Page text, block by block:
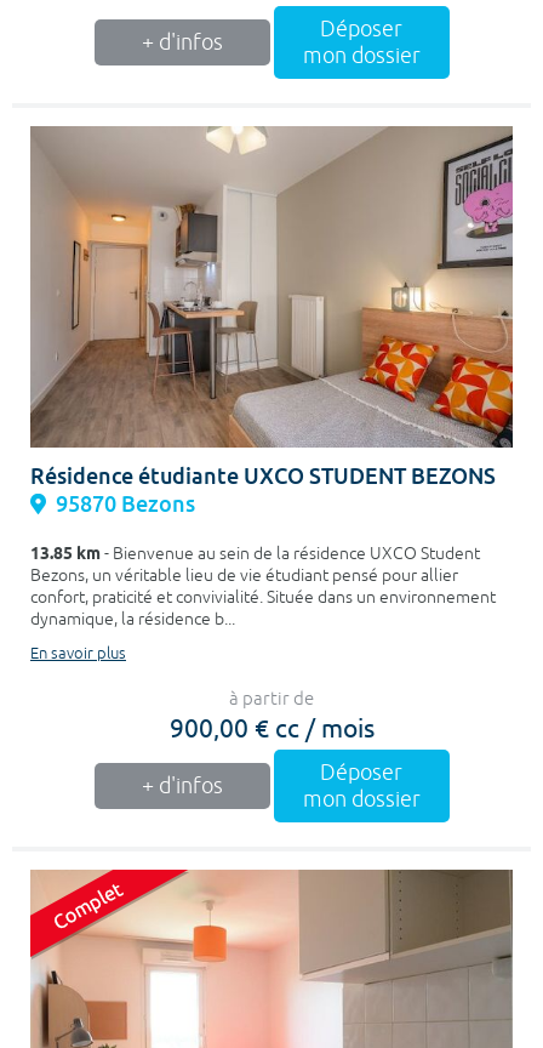
+ d'infos
Déposer
mon dossier
Résidence étudiante UXCO STUDENT BEZONS
95870 Bezons
13.85 km- Bienvenue au sein de la résidence UXCO Student
Bezons, un véritable lieu de vie étudiant pensé pour allier
confort, praticité et convivialité. Située dans un environnement
dynamique, la résidence b...
En savoir plus
à partir de
900,00 € cc / mois
+ d'infos
Déposer
mon dossier